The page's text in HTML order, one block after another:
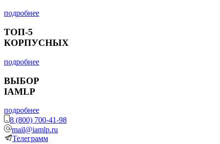
подробнее
ТОП-5
КОРПУСНЫХ
подробнее
ВЫБОР
IAMLP
подробнее
8 (800) 700-41-98
mail@iamlp.ru
Телеграмм